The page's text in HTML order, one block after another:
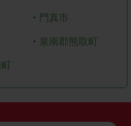
・ 門真市
・ 泉南郡熊取町